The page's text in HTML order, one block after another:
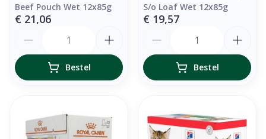
Beef Pouch Wet 12x85g
€ 21,06
Bestel
S/o Loaf Wet 12x85g
€ 19,57
Bestel